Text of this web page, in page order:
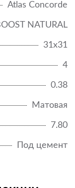
Atlas Concorde
NATURAL
31x31
4
0.38
Матовая
7.80
Под цемент